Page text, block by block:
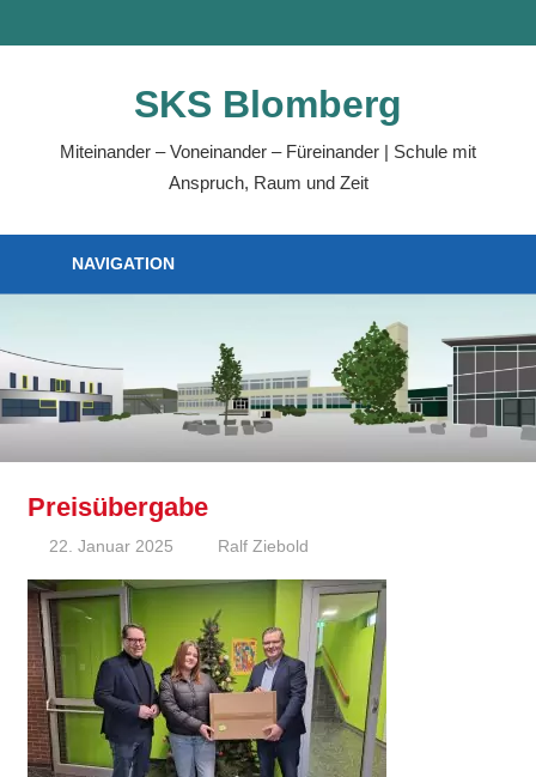
Inhalt
SKS Blomberg
Miteinander – Voneinander – Füreinander | Schule mit
Anspruch, Raum und Zeit
NAVIGATION
Preisübergabe
22. Januar 2025 Ralf Ziebold